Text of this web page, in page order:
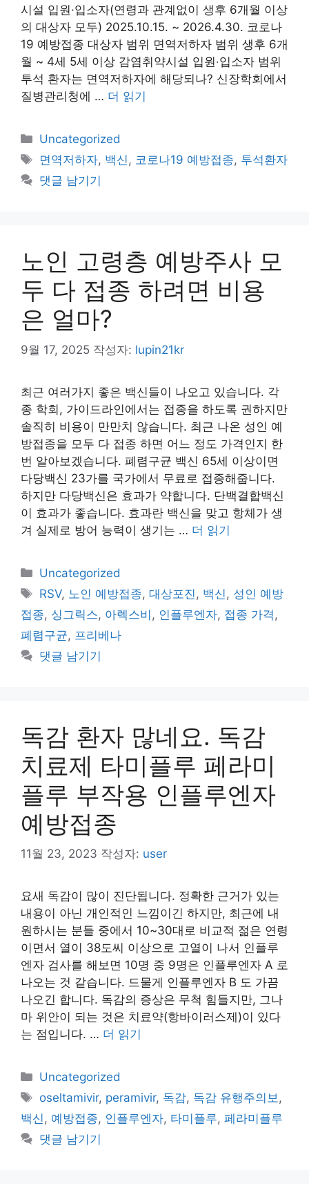
시설 입원·입소자(연령과 관계없이 생후 6개월 이상
의 대상자 모두) 2025.10.15. ~ 2026.4.30. 코로나
19 예방접종 대상자 범위 면역저하자 범위 생후 6개
월 ~ 4세 5세 이상 감염취약시설 입원‧입소자 범위
투석 환자는 면역저하자에 해당되나? 신장학회에서
질병관리청에 … 더 읽기
카
테
리
Uncategorized
태
그
면역저하자, 백신, 코로나19 예방접종, 투석환자
댓글 남기기
노인 고령층 예방주사 모
두 다 접종 하려면 비용
은 얼마?
9월 17, 2025 작성자: lupin21kr
최근 여러가지 좋은 백신들이 나오고 있습니다. 각
종 학회, 가이드라인에서는 접종을 하도록 권하지만
솔직히 비용이 만만치 않습니다. 최근 나온 성인 예
방접종을 모두 다 접종 하면 어느 정도 가격인지 한
번 알아보겠습니다. 폐렴구균 백신 65세 이상이면
다당백신 23가를 국가에서 무료로 접종해줍니다.
하지만 다당백신은 효과가 약합니다. 단백결합백신
이 효과가 좋습니다. 효과란 백신을 맞고 항체가 생
겨 실제로 방어 능력이 생기는 … 더 읽기
카
테
리
Uncategorized
태
그
RSV, 노인 예방접종,대상포진 , 백신 , 성인 예방
접종, 싱그릭스, 아렉스비 , 인플루엔자, 접종 가격 ,
폐렴구균, 프리베나
댓글 남기기
독감 환자 많네요. 독감
치료제 타미플루 페라미
플루 부작용 인플루엔자
예방접종
11월 23, 2023 작성자: user
요새 독감이 많이 진단됩니다. 정확한 근거가 있는
내용이 아닌 개인적인 느낌이긴 하지만, 최근에 내
원하시는 분들 중에서 10~30대로 비교적 젊은 연령
이면서 열이 38도씨 이상으로 고열이 나서 인플루
엔자 검사를 해보면 10명 중 9명은 인플루엔자 A 로
나오는 것 같습니다. 드물게 인플루엔자 B 도 가끔
나오긴 합니다. 독감의 증상은 무척 힘들지만, 그나
마 위안이 되는 것은 치료약(항바이러스제)이 있다
는 점입니다. … 더 읽기
카
테
리
Uncategorized
태
그
oseltamivir, peramivir, 독감, 독감 유행주의보,
백신, 예방접종, 인플루엔자, 타미플루, 페라미플루
댓글 남기기